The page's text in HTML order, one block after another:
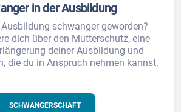
in der Ausbildung
schwanger geworden?
dich über den Mutterschutz, eine
deiner Ausbildung und
die du in Anspruch nehmen kannst.
SCHWANGERSCHAFT